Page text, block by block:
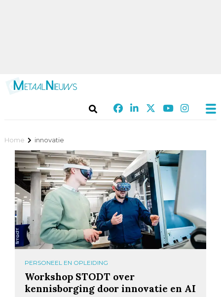
Home innovatie
PERSONEEL EN OPLEIDING
Workshop STODT over
kennisborging door innovatie en AI